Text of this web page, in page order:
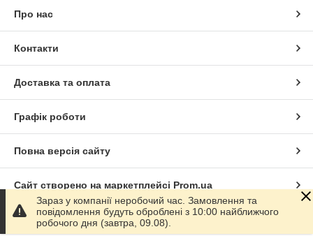
Про нас
Контакти
Доставка та оплата
Графік роботи
Повна версія сайту
Сайт створено на маркетплейсі Prom.ua
Політика конфіденційності
Зараз у компанії неробочий час. Замовлення та
повідомлення будуть оброблені з 10:00 найближчого
робочого дня (завтра, 09.08).